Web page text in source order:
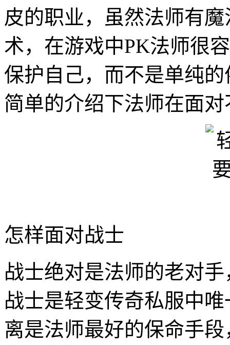
皮的职业，虽然法师有
术，在游戏中PK法师很
保护自己，而不是单纯
简单的介绍下法师在面
怎样面对战士
战士绝对是法师的老对
战士是轻变传奇私服中
离是法师最好的保命手